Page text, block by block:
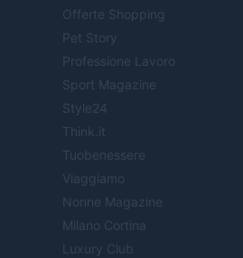
Offerte Shopping
Pet Story
Professione Lavoro
Sport Magazine
Style24
Think.it
Tuobenessere
Viaggiamo
Nonne Magazine
Milano Cortina
Luxury Club